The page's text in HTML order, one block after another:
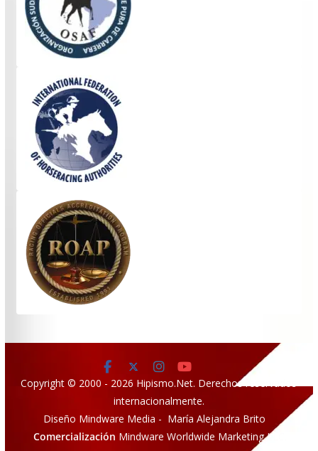
Copyright © 2000 - 2026 Hipismo.Net. Derechos reservados
internacionalmente.
Diseño Mindware Media - María Alejandra Brito
Comercialización Mindware Worldwide Marketing LLC.